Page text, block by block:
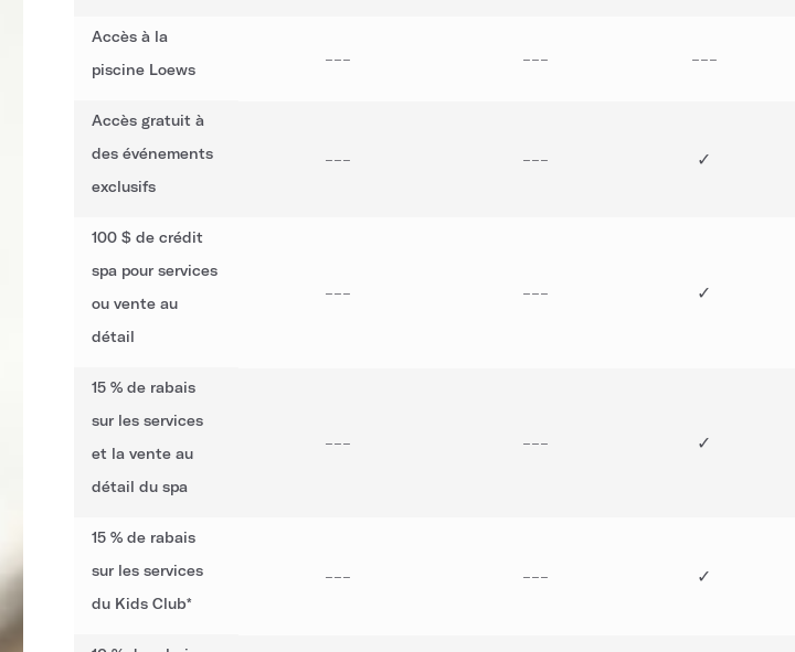
Accès à la
piscine Loews
--- --- ---
Accès gratuit à
des événements
exclusifs
--- --- ✓
100 $ de crédit
spa pour services
ou vente au
détail
--- --- ✓
15 % de rabais
sur les services
et la vente au
détail du spa
--- --- ✓
15 % de rabais
sur les services
du Kids Club*
--- --- ✓